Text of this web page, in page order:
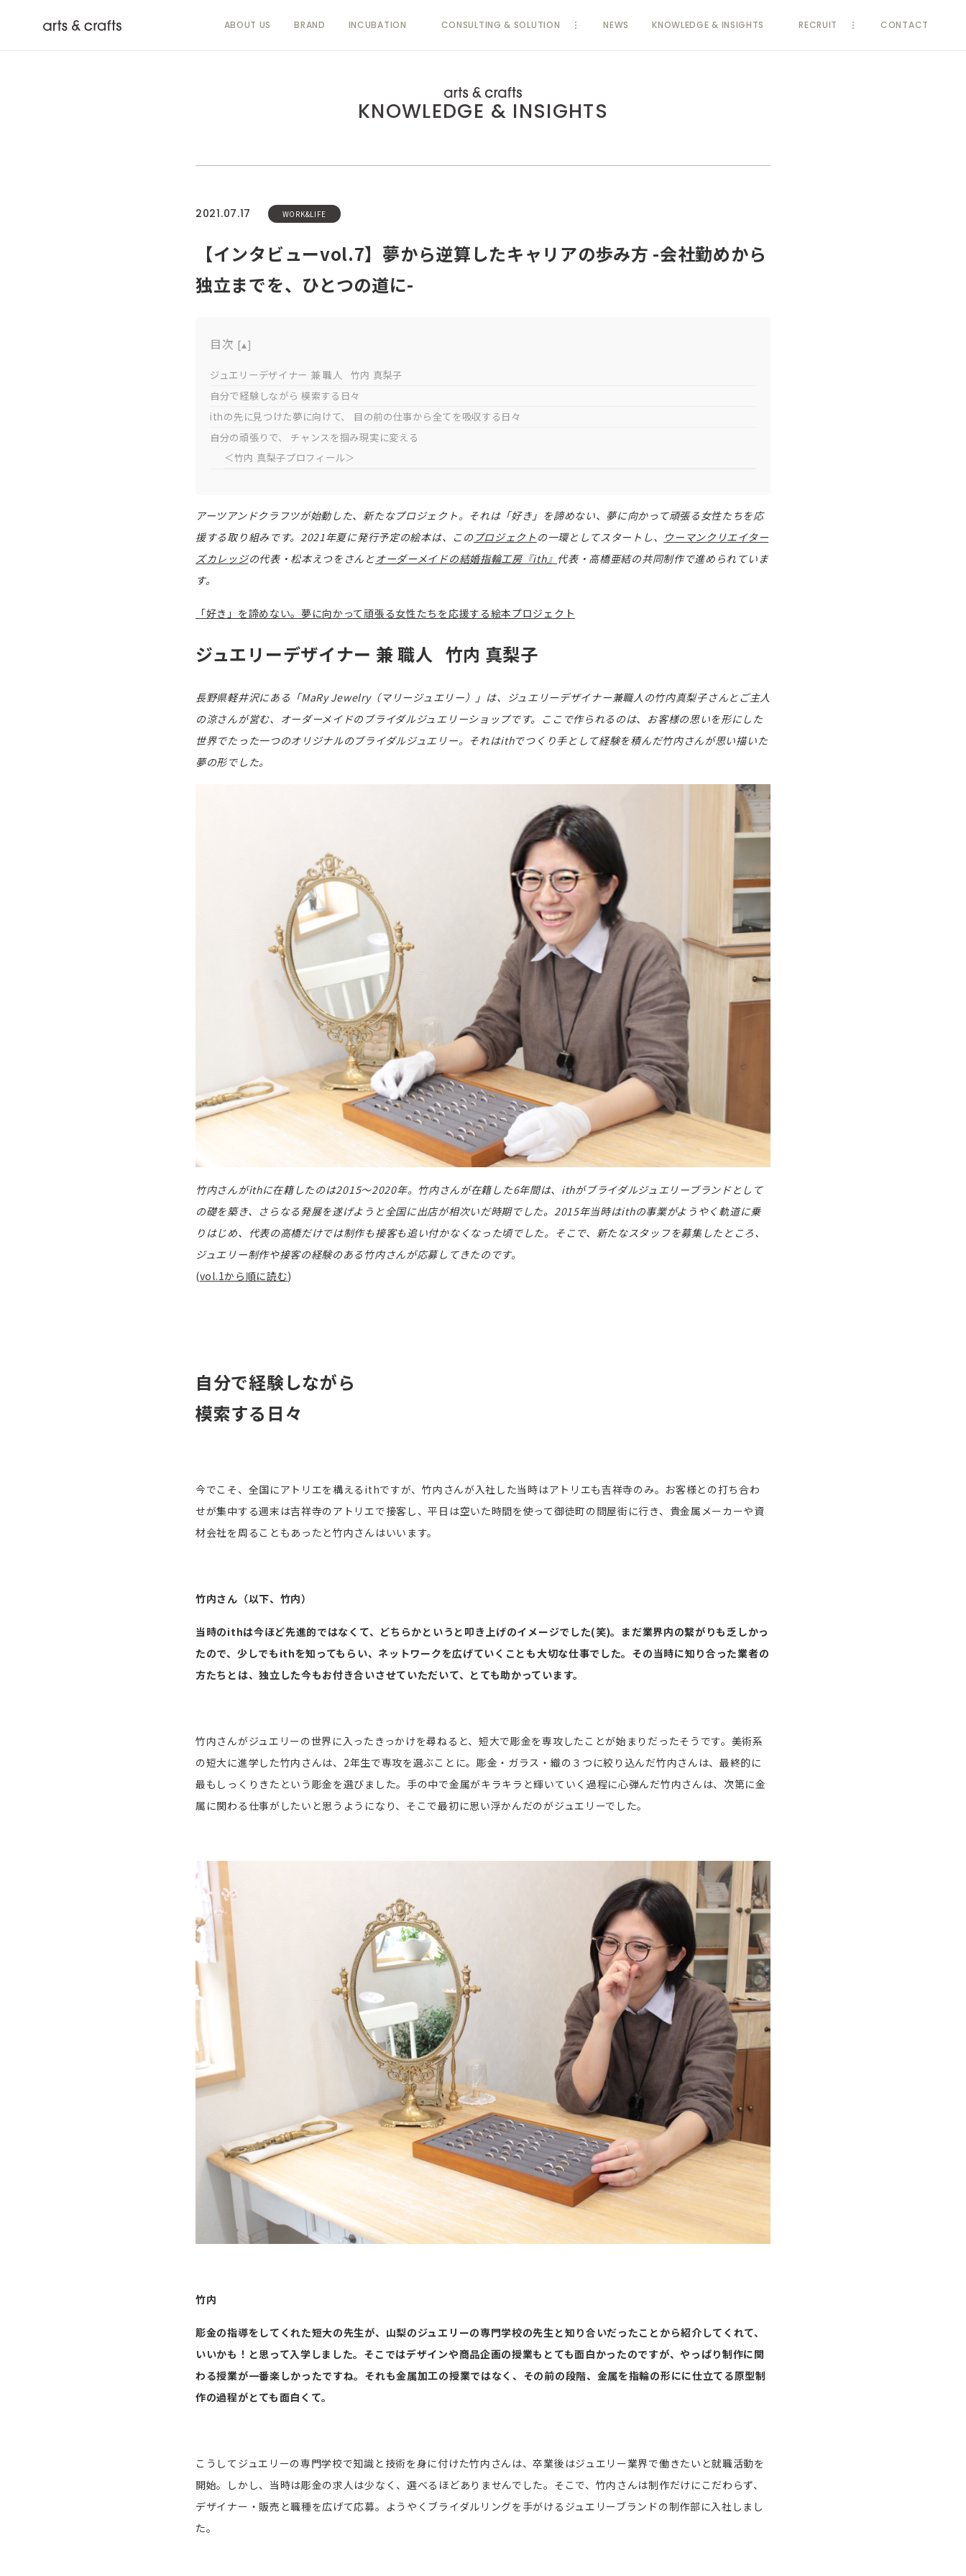
ABOUT US BRAND INCUBATION CONSULTING & SOLUTION NEWS KNOWLEDGE & INSIGHTS RECRUIT CONTACT
KNOWLEDGE & INSIGHTS
2021.07.17 WORK&LIFE
【インタビューvol.7】夢から逆算したキャリアの歩み方 -会社勤めから
独立までを、ひとつの道に-
目次 [▴]
ジュエリーデザイナー 兼 職人 竹内 真梨子
自分で経験しながら 模索する日々
ithの先に見つけた夢に向けて、 目の前の仕事から全てを吸収する日々
自分の頑張りで、 チャンスを掴み現実に変える
＜竹内 真梨子プロフィール＞
アーツアンドクラフツが始動した、新たなプロジェクト。それは「好き」を諦めない、夢に向かって頑張る女性たちを応
援する取り組みです。2021年夏に発行予定の絵本は、この プロジェクト の一環としてスタートし、 ウーマンクリエイター
ズカレッジの代表・松本えつをさんとオーダーメイドの結婚指輪工房『ith』 代表・高橋亜結の共同制作で進められていま
す。
「好き」を諦めない。夢に向かって頑張る女性たちを応援する絵本プロジェクト
ジュエリーデザイナー 兼 職人 竹内 真梨子
長野県軽井沢にある「MaRy Jewelry（マリージュエリー）」は、ジュエリーデザイナー兼職人の竹内真梨子さんとご主人
の涼さんが営む、オーダーメイドのブライダルジュエリーショップです。ここで作られるのは、お客様の思いを形にした
世界でたった一つのオリジナルのブライダルジュエリー。それはithでつくり手として経験を積んだ竹内さんが思い描いた
夢の形でした。
竹内さんがithに在籍したのは2015〜2020年。竹内さんが在籍した6年間は、ithがブライダルジュエリーブランドとして
の礎を築き、さらなる発展を遂げようと全国に出店が相次いだ時期でした。2015年当時はithの事業がようやく軌道に乗
りはじめ、代表の高橋だけでは制作も接客も追い付かなくなった頃でした。そこで、新たなスタッフを募集したところ、
ジュエリー制作や接客の経験のある竹内さんが応募してきたのです。
(vol.1から順に読む)
自分で経験しながら
模索する日々
今でこそ、全国にアトリエを構える ithですが、竹内さんが入社した当時はアトリエも吉祥寺のみ。お客様との打ち合わ
せが集中する週末は吉祥寺のアトリエで接客し、平日は空いた時間を使って御徒町の問屋街に行き、貴金属メーカーや資
材会社を周ることもあったと竹内さんはいいます。
竹内さん（以下、竹内）
当時のithは今ほど先進的ではなくて、どちらかというと叩き上げのイメージでした(笑)。まだ業界内の繋がりも乏しかっ
たので、少しでもithを知ってもらい、ネットワークを広げていくことも大切な仕事でした。その当時に知り合った業者の
方たちとは、独立した今もお付き合いさせていただいて、とても助かっています。
竹内さんがジュエリーの世界に入ったきっかけを尋ねると、短大で彫金を専攻したことが始まりだったそうです。美術系
の短大に進学した竹内さんは、 2年生で専攻を選ぶことに。彫金・ガラス・織の３つに絞り込んだ竹内さんは、最終的に
最もしっくりきたという彫金を選びました。手の中で金属がキラキラと輝いていく過程に心弾んだ竹内さんは、次第に金
属に関わる仕事がしたいと思うようになり、そこで最初に思い浮かんだのがジュエリーでした。
竹内
彫金の指導をしてくれた短大の先生が、山梨のジュエリーの専門学校の先生と知り合いだったことから紹介してくれて、
いいかも！と思って入学しました。そこではデザインや商品企画の授業もとても面白かったのですが、やっぱり制作に関
わる授業が一番楽しかったですね。それも金属加工の授業ではなく、その前の段階、金属を指輪の形にに仕立てる原型制
作の過程がとても面白くて。
こうしてジュエリーの専門学校で知識と技術を身に付けた竹内さんは、卒業後はジュエリー業界で働きたいと就職活動を
開始。しかし、当時は彫金の求人は少なく、選べるほどありませんでした。そこで、竹内さんは制作だけにこだわらず、
デザイナー・販売と職種を広げて応募。ようやくブライダルリングを手がけるジュエリーブランドの制作部に入社しまし
た。